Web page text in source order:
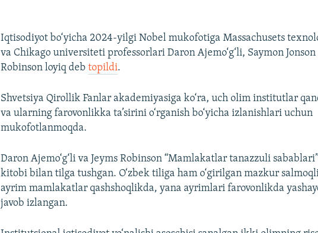
Iqtisodiyot bo‘yicha 2024-yilgi Nobel mukofotiga Massachusets
va Chikago universiteti professorlari Daron Ajemo‘g‘li, Saymon Jonson
Robinson loyiq debtopildi.
Shvetsiya Qirollik Fanlar akademiyasiga ko‘ra, uch olim institutlar
va ularning farovonlikka ta’sirini o‘rganish bo‘yicha izlanishlari uchun
mukofotlanmoqda.
Daron Ajemo‘g‘li va Jeyms Robinson “Mamlakatlar tanazzuli
kitobi bilan tilga tushgan. O‘zbek tiliga ham o‘girilgan mazkur
ayrim mamlakatlar qashshoqlikda, yana ayrimlari farovonlikda
javob izlangan.